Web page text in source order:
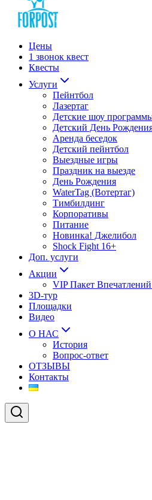
Цены
1 звонок квест
Квесты
Услуги
Пейнтбол
Лазертаг
Детские шоу
Детский День
Аренда беседок
Детский пейнтбол
Выездные игры
Праздник на выезде
День Рождения
WaterTag (Вотертаг)
Тимбилдинг
Корпоративы
Питание
Новинка! Джелибол
Shock Fight 16+
Доп. услуги
Акции
VIP Пакет
3D-тур
Площадки
Видео
О НАС
История
Вопрос-ответ
ОТЗЫВЫ
Контакты